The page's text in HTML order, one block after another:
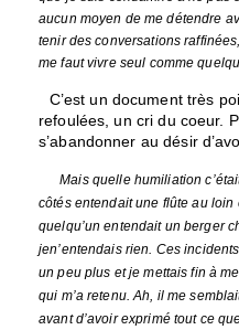
aucun moyen de me détendre
tenir des conversations
me faut vivre seul comme
C’est un document très
refoulées, un cri du coeur.
s’abandonner au désir
Mais quelle humiliation
côtés entendait une flûte au loin
quelqu’un entendait un berger
jen’entendais rien. Ces
un peu plus et je mettais fin à
qui m’a retenu. Ah, il me
avant d’avoir exprimé tout ce